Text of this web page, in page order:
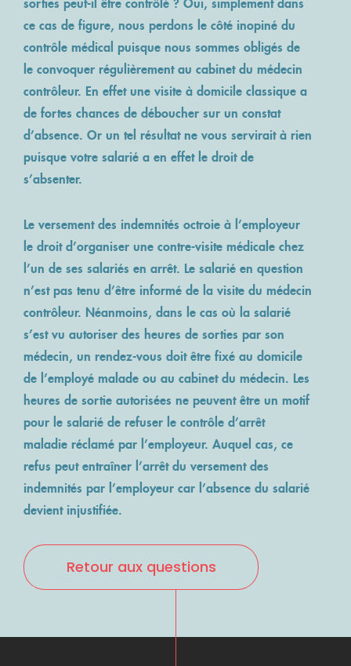
NOS ENGAGEMENTS
VOS TÉMOIGNAGES
REVUE DE PRESSE
QUALITÉ ISO 9001:2015
ACCÈS MÉDECIN
Lancer un contrôle
ce cas de figure, nous perdons le côté inopiné du
contrôle médical puisque nous sommes obligés de
le convoquer régulièrement au cabinet du médecin
contrôleur. En effet une visite à domicile classique a
de fortes chances de déboucher sur un constat
d’absence. Or un tel résultat ne vous servirait à rien
puisque votre salarié a en effet le droit de
s’absenter.
Le versement des indemnités octroie à l’employeur
le droit d’organiser une contre-visite médicale chez
l’un de ses salariés en arrêt. Le salarié en question
n’est pas tenu d’être informé de la visite du médecin
contrôleur. Néanmoins, dans le cas où la salarié
s’est vu autoriser des heures de sorties par son
médecin, un rendez-vous doit être fixé au domicile
de l’employé malade ou au cabinet du médecin. Les
heures de sortie autorisées ne peuvent être un motif
pour le salarié de refuser le contrôle d’arrêt
maladie réclamé par l’employeur. Auquel cas, ce
refus peut entraîner l’arrêt du versement des
indemnités par l’employeur car l’absence du salarié
devient injustifiée.
Retour aux questions